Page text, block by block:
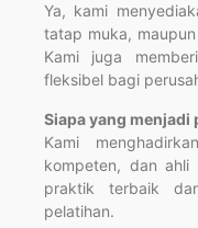
Ya, kami
tatap muka,
Kami juga
fleksibel bagi
Siapa yang menjadi
Kami
kompeten, dan
praktik terbaik
pelatihan.